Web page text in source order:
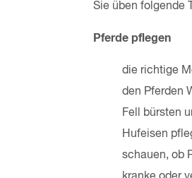
Sie üben folgende
Pferde pflegen
die richtige
den Pferden
Fell bürsten
Hufeisen
schauen, ob